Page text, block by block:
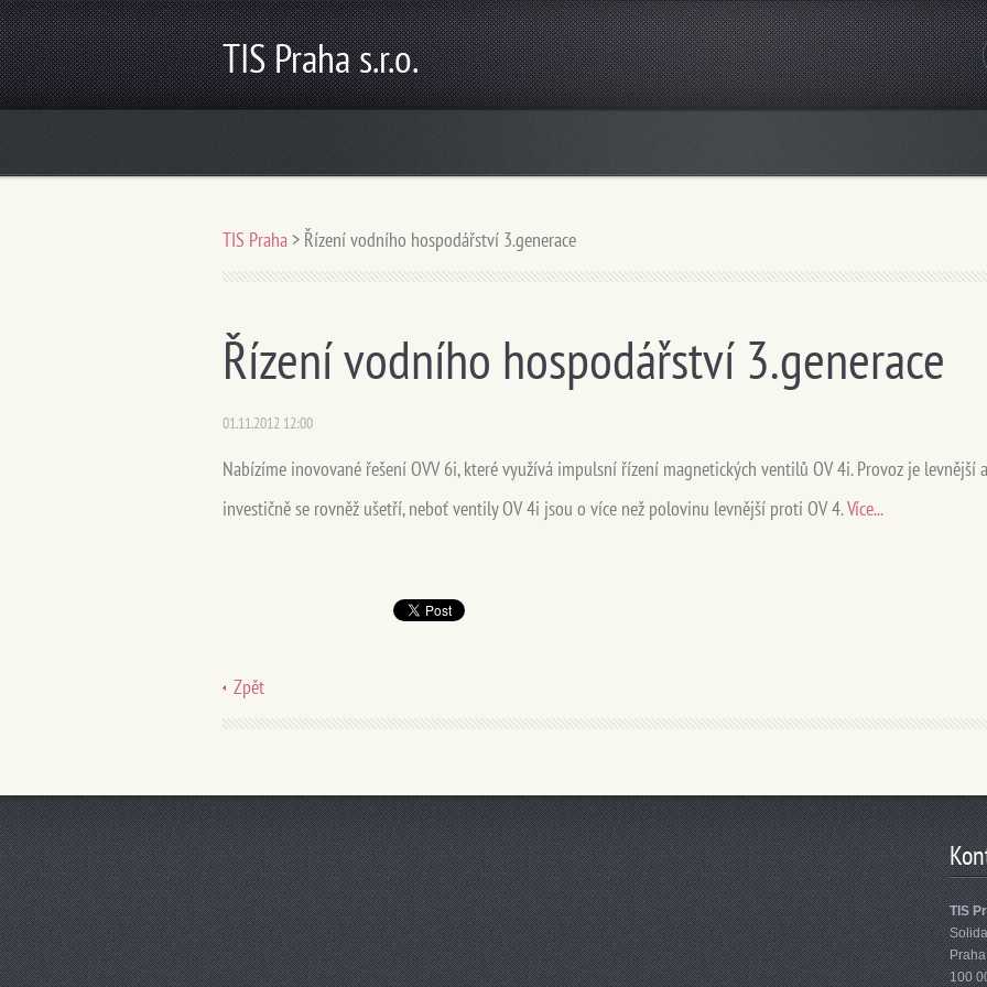
TIS Praha s.r.o.
TIS Praha > Řízení vodního hospodářství 3.generace
Řízení vodního hospodářství 3.generace
01.11.2012 12:00
Nabízíme inovované řešení OVV 6i, které využívá impulsní řízení magnetických ventilů OV 4i. Provoz je levnější a
investičně se rovněž ušetří, neboť ventily OV 4i jsou o více než polovinu levnější proti OV 4.Více...
Zpět
TIS
100